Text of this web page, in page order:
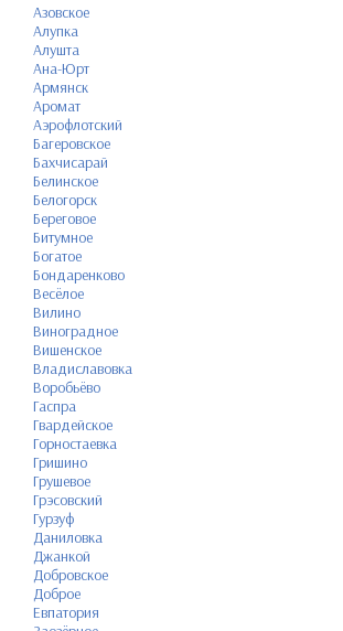
Азовское
Алупка
Алушта
Ана-Юрт
Армянск
Аромат
Аэрофлотский
Багеровское
Бахчисарай
Белинское
Белогорск
Береговое
Битумное
Богатое
Бондаренково
Весёлое
Вилино
Виноградное
Вишенское
Владиславовка
Воробьёво
Гаспра
Гвардейское
Горностаевка
Гришино
Грушевое
Грэсовский
Гурзуф
Даниловка
Джанкой
Добровское
Доброе
Евпатория